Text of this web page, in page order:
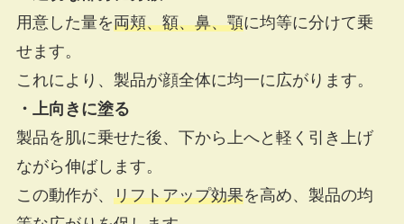
用意した量を両頬、額、鼻、顎に均等に分けて乗
せます。
これにより、製品が顔全体に均一に広がります。
・上向きに塗る
製品を肌に乗せた後、下から上へと軽く引き上げ
ながら伸ばします。
この動作が、 リフトアップ効果を高め、製品の均